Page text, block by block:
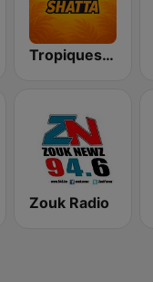
Tropiques Shatta
Zouk Radio